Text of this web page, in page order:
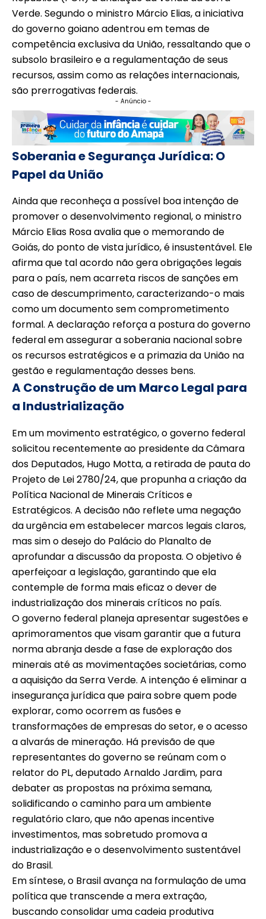
Verde. Segundo o ministro Márcio Elias, a iniciativa
do governo goiano adentrou em temas de
competência exclusiva da União, ressaltando que o
subsolo brasileiro e a regulamentação de seus
recursos, assim como as relações internacionais,
são prerrogativas federais.
- Anúncio -
Soberania e Segurança Jurídica: O
Papel da União
Ainda que reconheça a possível boa intenção de
promover o desenvolvimento regional, o ministro
Márcio Elias Rosa avalia que o memorando de
Goiás, do ponto de vista jurídico, é insustentável. Ele
afirma que tal acordo não gera obrigações legais
para o país, nem acarreta riscos de sanções em
caso de descumprimento, caracterizando-o mais
como um documento sem comprometimento
formal. A declaração reforça a postura do governo
federal em assegurar a soberania nacional sobre
os recursos estratégicos e a primazia da União na
gestão e regulamentação desses bens.
A Construção de um Marco Legal para
a Industrialização
Em um movimento estratégico, o governo federal
solicitou recentemente ao presidente da Câmara
dos Deputados, Hugo Motta, a retirada de pauta do
Projeto de Lei 2780/24, que propunha a criação da
Política Nacional de Minerais Críticos e
Estratégicos. A decisão não reflete uma negação
da urgência em estabelecer marcos legais claros,
mas sim o desejo do Palácio do Planalto de
aprofundar a discussão da proposta. O objetivo é
aperfeiçoar a legislação, garantindo que ela
contemple de forma mais eficaz o dever de
industrialização dos minerais críticos no país.
O governo federal planeja apresentar sugestões e
aprimoramentos que visam garantir que a futura
norma abranja desde a fase de exploração dos
minerais até as movimentações societárias, como
a aquisição da Serra Verde. A intenção é eliminar a
insegurança jurídica que paira sobre quem pode
explorar, como ocorrem as fusões e
transformações de empresas do setor, e o acesso
a alvarás de mineração. Há previsão de que
representantes do governo se reúnam com o
relator do PL, deputado Arnaldo Jardim, para
debater as propostas na próxima semana,
solidificando o caminho para um ambiente
regulatório claro, que não apenas incentive
investimentos, mas sobretudo promova a
industrialização e o desenvolvimento sustentável
do Brasil.
Em síntese, o Brasil avança na formulação de uma
política que transcende a mera extração,
buscando consolidar uma cadeia produtiva